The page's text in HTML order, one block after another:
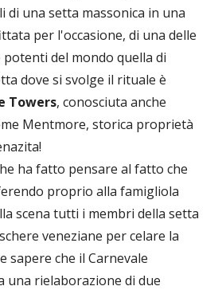
di una setta massonica in una
per l'occasione, di una delle
del mondo quella di
dove si svolge il rituale è
Towers, conosciuta anche
Mentmore, storica proprietà
ha fatto pensare al fatto che
proprio alla famigliola
scena tutti i membri della setta
veneziane per celare la
sapere che il Carnevale
una rielaborazione di due